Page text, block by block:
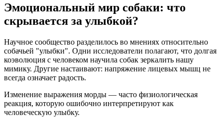
Эмоциональный мир собаки: что
скрывается за улыбкой?
Научное сообщество разделилось во мнениях относительно
собачьей "улыбки". Одни исследователи полагают, что долгая
коэволюция с человеком научила собак зеркалить нашу
мимику. Другие настаивают: напряжение лицевых мышц не
всегда означает радость.
Изменение выражения морды — часто физиологическая
реакция, которую ошибочно интерпретируют как
человеческую улыбку.